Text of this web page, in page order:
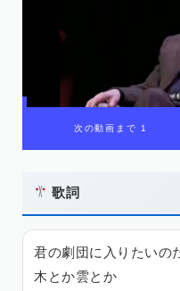
歌詞
君の劇団に入りたいの
木とか雲とか